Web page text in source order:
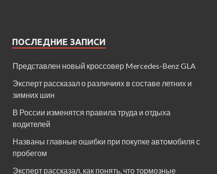
ПОСЛЕДНИЕ ЗАПИСИ
Представлен новый кроссовер Mercedes-Benz GLA
Эксперт рассказал о различиях в составе летних и
зимних шин
В России изменятся правила труда и отдыха
водителей
Названы главные ошибки при покупке автомобиля с
пробегом
Эксперт рассказал, как понять, что тормозные